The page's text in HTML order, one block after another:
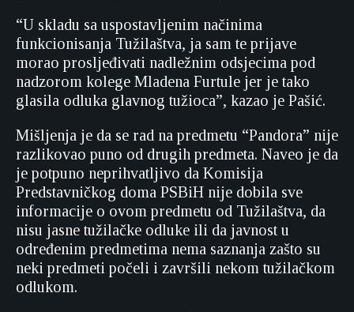
“U skladu sa uspostavljenim načinima
funkcionisanja Tužilaštva, ja sam te prijave
morao prosljeđivati nadležnim odsjecima pod
nadzorom kolege Mladena Furtule jer je tako
glasila odluka glavnog tužioca”, kazao je Pašić.
Mišljenja je da se rad na predmetu “Pandora” nije
razlikovao puno od drugih predmeta. Naveo je da
je potpuno neprihvatljivo da Komisija
Predstavničkog doma PSBiH nije dobila sve
informacije o ovom predmetu od Tužilaštva, da
nisu jasne tužilačke odluke ili da javnost u
određenim predmetima nema saznanja zašto su
neki predmeti počeli i završili nekom tužilačkom
odlukom.